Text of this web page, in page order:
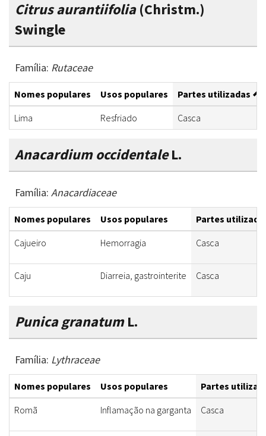
Citrus aurantiifolia(Christm.)
Swingle
Família: Rutaceae
Nomes populares Usos populares
Partes utilizadas
Lima
Resfriado Casca
Anacardium occidentaleL.
Família: Anacardiaceae
Nomes populares Usos populares
Partes
Cajueiro
Hemorragia Casca
Caju Diarreia, gastrointerite Casca
Punica granatumL.
Família: Lythraceae
Nomes populares Usos populares
Partes
Romã
Inflamação na garganta Casca